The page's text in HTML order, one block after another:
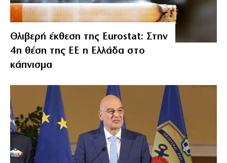
Θλιβερή έκθεση της Eurostat: Στην
4η θέση της ΕΕ η Ελλάδα στο
κάπνισμα